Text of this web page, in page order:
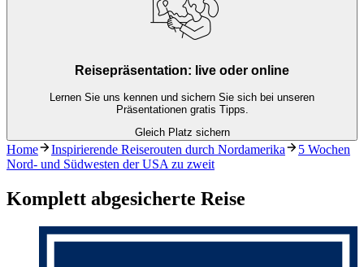
Reisepräsentation: live oder online
Lernen Sie uns kennen und sichern Sie sich bei unseren
Präsentationen gratis Tipps.
Gleich Platz sichern
Home Inspirierende Reiserouten durch Nordamerika
5 Wochen
Nord- und Südwesten der USA zu zweit
Komplett abgesicherte Reise